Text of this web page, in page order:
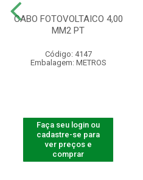
CABO FOTOVOLTAICO 4,00
MM2 PT
Código: 4147
Embalagem: METROS
Faça seu login ou
cadastre-se para
ver preços e
comprar